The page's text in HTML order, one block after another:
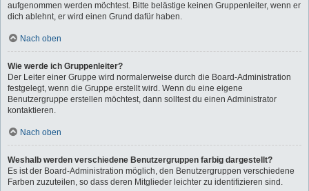
aufgenommen werden möchtest. Bitte belästige keinen Gruppenleiter, wenn er
dich ablehnt, er wird einen Grund dafür haben.
Nach oben
Wie werde ich Gruppenleiter?
Der Leiter einer Gruppe wird normalerweise durch die Board-Administration
festgelegt, wenn die Gruppe erstellt wird. Wenn du eine eigene
Benutzergruppe erstellen möchtest, dann solltest du einen Administrator
kontaktieren.
Nach oben
Weshalb werden verschiedene Benutzergruppen farbig dargestellt?
Es ist der Board-Administration möglich, den Benutzergruppen verschiedene
Farben zuzuteilen, so dass deren Mitglieder leichter zu identifizieren sind.